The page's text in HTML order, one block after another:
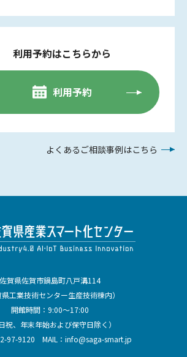
利用予約はこちらから
利用予約
よくあるご相談事例はこちら
佐賀県佐賀市鍋島町八戸溝114
県工業技術センター生産技術棟内）
開館時間：9:00～17:00
日祝、年末年始および保守日除く）
97-9120 MAIL： info@saga-smart.jp